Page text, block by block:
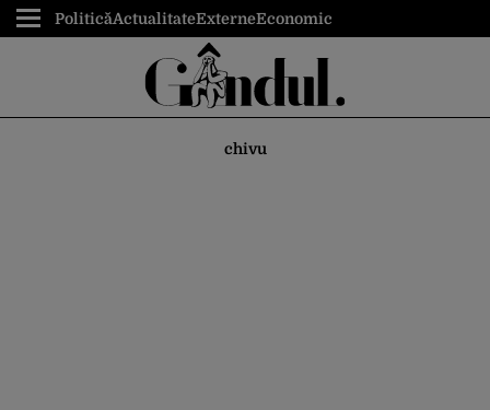
PoliticăActualitateExterneEconomic
chivu